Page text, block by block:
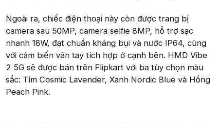
Ngoài ra, chiếc điện thoại này còn được trang bị
camera sau 50MP, camera selfie 8MP, hỗ trợ sạc
nhanh 18W, đạt chuẩn kháng bụi và nước IP64, cùng
với cảm biến vân tay tích hợp ở cạnh bên. HMD Vibe
2 5G sẽ được bán trên Flipkart với ba tùy chọn màu
sắc: Tím Cosmic Lavender, Xanh Nordic Blue và Hồng
Peach Pink.